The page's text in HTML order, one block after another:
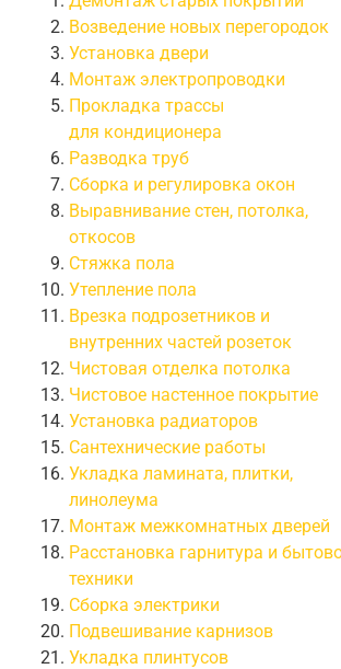
Возведение новых перегородок
Установка двери
Монтаж электропроводки
Прокладка трассы
для кондиционера
Разводка труб
Сборка и регулировка окон
Выравнивание стен, потолка,
откосов
Стяжка пола
Утепление пола
Врезка подрозетников и
внутренних частей розеток
Чистовая отделка потолка
Чистовое настенное покрытие
Установка радиаторов
Сантехнические работы
Укладка ламината, плитки,
линолеума
Монтаж межкомнатных дверей
Расстановка гарнитура и
техники
Сборка электрики
Подвешивание карнизов
Укладка плинтусов